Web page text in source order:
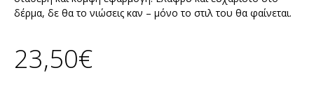
δέρμα, δε θα το νιώσεις καν – μόνο το στιλ του θα φαίνεται.
23,50€